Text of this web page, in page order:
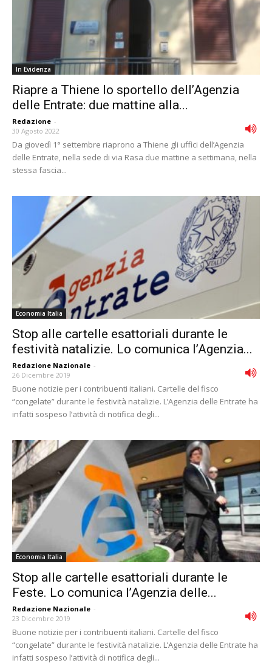
In Evidenza
Riapre a Thiene lo sportello dell’Agenzia
delle Entrate: due mattine alla...
Redazione -
30 Agosto 2022
Da giovedì 1° settembre riaprono a Thiene gli uffici dell’Agenzia
delle Entrate, nella sede di via Rasa due mattine a settimana, nella
stessa fascia...
Economia Italia
Stop alle cartelle esattoriali durante le
festività natalizie. Lo comunica l’Agenzia...
Redazione Nazionale -
26 Dicembre 2019
Buone notizie per i contribuenti italiani. Cartelle del fisco
“congelate” durante le festività natalizie. L’Agenzia delle Entrate ha
infatti sospeso l’attività di notifica degli...
Economia Italia
Stop alle cartelle esattoriali durante le
Feste. Lo comunica l’Agenzia delle...
Redazione Nazionale -
23 Dicembre 2019
Buone notizie per i contribuenti italiani. Cartelle del fisco
“congelate” durante le festività natalizie. L’Agenzia delle Entrate ha
infatti sospeso l’attività di notifica degli...